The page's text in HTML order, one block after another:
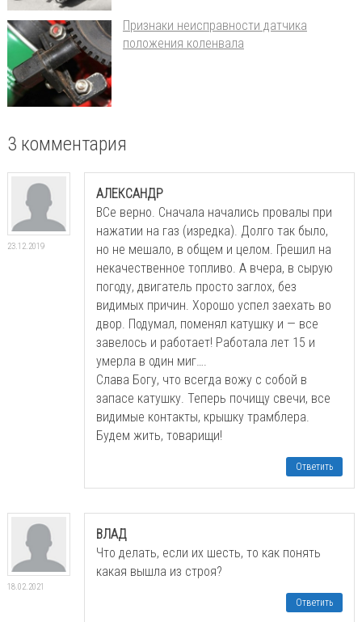
Признаки неисправности датчика
положения коленвала
3 комментария
23.12.2019
АЛЕКСАНДР
ВСе верно. Сначала начались провалы при
нажатии на газ (изредка). Долго так было,
но не мешало, в общем и целом. Грешил на
некачественное топливо. А вчера, в сырую
погоду, двигатель просто заглох, без
видимых причин. Хорошо успел заехать во
двор. Подумал, поменял катушку и — все
завелось и работает! Работала лет 15 и
умерла в один миг….
Слава Богу, что всегда вожу с собой в
запасе катушку. Теперь почищу свечи, все
видимые контакты, крышку трамблера.
Будем жить, товарищи!
Ответить
18.02.2021
ВЛАД
Что делать, если их шесть, то как понять
какая вышла из строя?
Ответить